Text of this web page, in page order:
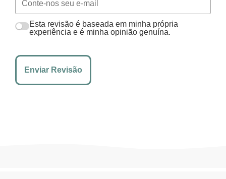
Esta revisão é baseada em minha própria
experiência e é minha opinião genuína.
Enviar Revisão